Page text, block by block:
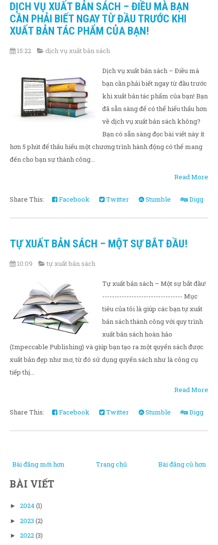
DỊCH VỤ XUẤT BẢN SÁCH – ĐIỀU MÀ BẠN
CẦN PHẢI BIẾT NGAY TỪ ĐẦU TRƯỚC KHI
XUẤT BẢN TÁC PHẨM CỦA BẠN!
15:22 dịch vụ xuất bản sách
Dịch vụ xuất bản sách – Điều mà
bạn cần phải biết ngay từ đầu trước
khi xuất bản tác phẩm của bạn! Bạn
đã sẵn sàng để có thể hiểu thấu hơn
về dịch vụ xuất bản sách không?
Bạn có sẵn sàng đọc bài viết này ít
hơn 5 phút để thấu hiểu một chương trình hành động có thể mang
đến cho bạn sự thành công...
Read More
Share This: Facebook Twitter Stumble Digg
TỰ XUẤT BẢN SÁCH – MỘT SỰ BẮT ĐẦU!
10:09 tự xuất bản sách
Tự xuất bản sách – Một sự bắt đầu!
--------------------------------- Mục
tiêu của tôi là giúp các bạn tự xuất
bản sách thành công với quy trình
xuất bản sách hoàn hảo
(Impeccable Publishing) và giúp bạn tạo ra một quyển sách được
xuất bản đẹp như mơ, từ đó sử dụng quyển sách như là công cụ
tiếp thị...
Read More
Share This: Facebook Twitter Stumble Digg
Bài đăng mới hơn Bài đăng cũ hơn
Trang chủ
BÀI VIẾT
► 2024(1)
► 2023 (2)
► 2022(3)